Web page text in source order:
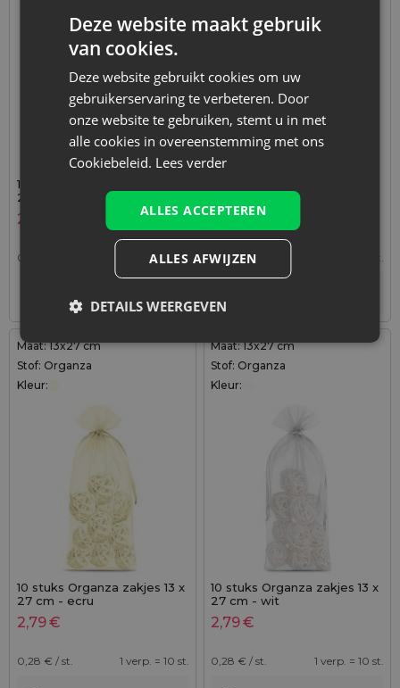
10 stuks Organza zakjes 13 x
27 cm - lichtpaars
2,79
0,28 1 verp. = 10 st.
27 cm - bordeaux
2,79 €
0,28 € / st. 1 verp. = 10 st.
Maat: 13x27 cm
Stof: Organza
Kleur:
10 stuks Organza zakjes 13 x
27 cm - ecru
2,79€
0,28 € / st. 1 verp. = 10 st.
Maat: 13x27 cm
Stof: Organza
Kleur:
10 stuks Organza zakjes 13 x
27 cm - wit
2,79€
0,28 € / st. 1 verp. = 10 st.
Deze website maakt gebruik
van cookies.
Deze website gebruikt cookies om uw
gebruikerservaring te verbeteren. Door
onze website te gebruiken, stemt u in met
alle cookies in overeenstemming met ons
Cookiebeleid. Lees verder
ALLES ACCEPTEREN
ALLES AFWIJZEN
DETAILS WEERGEVEN